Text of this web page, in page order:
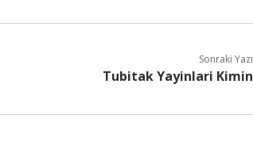
Sonraki Yazı
Tubitak Yayinlari Kimin